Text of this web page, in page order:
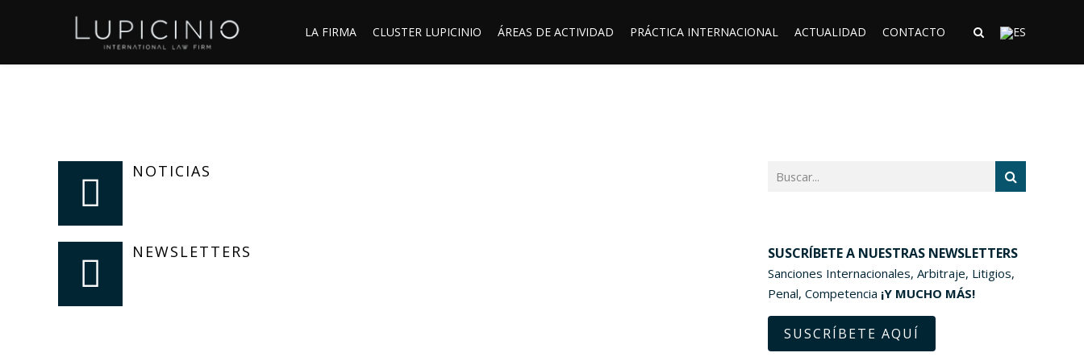
LA FIRMA CLUSTER LUPICINIO ÁREAS DE ACTIVIDAD PRÁCTICA INTERNACIONAL ACTUALIDAD CONTACTO
NOTICIAS
NEWSLETTERS SUSCRÍBETE A NUESTRAS NEWSLETTERS
Sanciones Internacionales, Arbitraje, Litigios,
Penal, Competencia ¡Y MUCHO MÁS!
SUSCRÍBETE AQUÍ